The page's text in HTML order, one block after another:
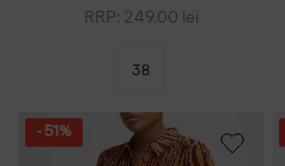
RRP: 249.00 lei
38
- 51%